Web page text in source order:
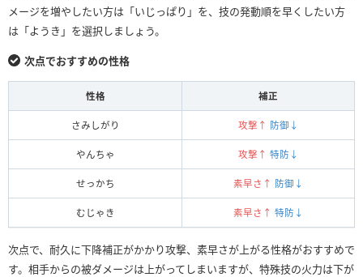
メージを増やしたい方は「いじっぱり」を、技の発動順を早くしたい方
は「ようき」を選択しましょう。
次点でおすすめの性格
性格 補正
さみしがり 攻撃↑ 防御↓
やんちゃ 攻撃↑ 特防↓
せっかち 素早さ↑ 防御↓
むじゃき 素早さ↑ 特防↓
次点で、耐久に下降補正がかかり攻撃、素早さが上がる性格がおすすめで
す。相手からの被ダメージは上がってしまいますが、特殊技の火力は下が